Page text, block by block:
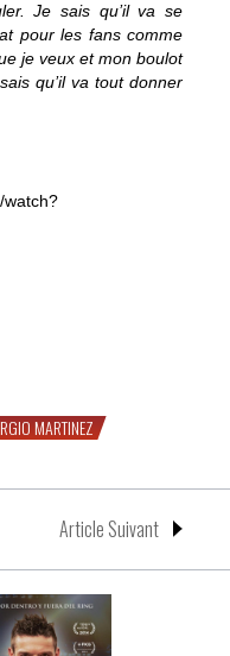
Je sais qu’il va se
pour les fans comme
je veux et mon boulot
qu’il va tout donner
watch?
MARTINEZ
Article Suivant